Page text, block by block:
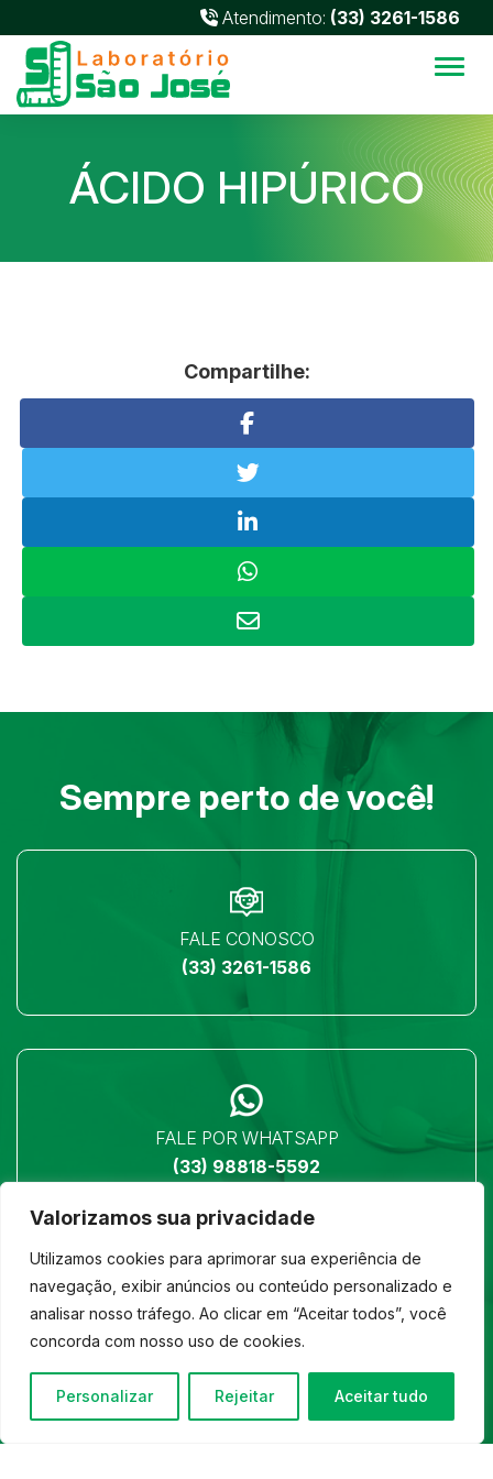
Valorizamos sua privacidade
Utilizamos cookies para aprimorar sua experiência de
navegação, exibir anúncios ou conteúdo personalizado e
analisar nosso tráfego. Ao clicar em “Aceitar todos”, você
concorda com nosso uso de cookies.
Personalizar Rejeitar Aceitar tudo
Atendimento: (33) 3261-1586
ÁCIDO HIPÚRICO
Compartilhe:
Sempre perto de você!
FALE CONOSCO
(33) 3261-1586
FALE POR WHATSAPP
(33) 98818-5592
LOCALIZAÇÃO